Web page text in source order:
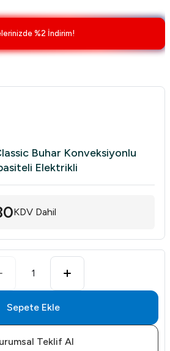
%2 İndirim!
Buhar Konveksiyonlu
Elektrikli
KDV Dahil
1
Sepete Ekle
Teklif Al